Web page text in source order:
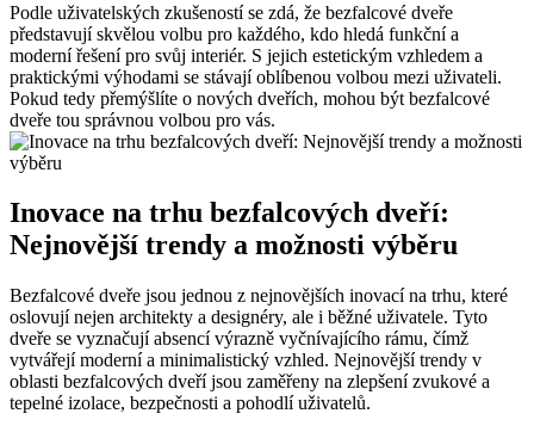
Podle uživatelských zkušeností se zdá, že bezfalcové dveře
představují skvělou volbu pro každého, kdo hledá funkční a
moderní řešení pro svůj interiér. S jejich estetickým vzhledem a
praktickými výhodami se stávají oblíbenou volbou mezi uživateli.
Pokud tedy přemýšlíte o nových dveřích, mohou být bezfalcové
dveře tou správnou volbou pro vás.
Inovace na trhu bezfalcových dveří:
Nejnovější trendy a možnosti výběru
Bezfalcové dveře jsou jednou z nejnovějších inovací na trhu, které
oslovují nejen architekty a designéry, ale i běžné uživatele. Tyto
dveře se vyznačují absencí výrazně vyčnívajícího rámu, čímž
vytvářejí moderní a minimalistický vzhled. Nejnovější trendy v
oblasti bezfalcových dveří jsou zaměřeny na zlepšení zvukové a
tepelné izolace, bezpečnosti a pohodlí uživatelů.